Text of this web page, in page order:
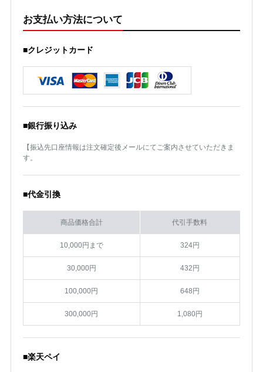
お支払い方法について
■クレジットカード
■銀行振り込み
【振込先口座情報は注文確定後メールにてご案内させていただきま
す。
■代金引換
商品価格合計 代引手数料
10,000円まで 324円
30,000円 432円
100,000円 648円
300,000円 1,080円
■楽天ペイ